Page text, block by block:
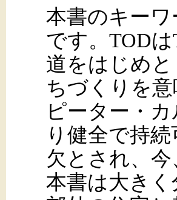
本書のキー
です。TODは
道をはじめ
ちづくりを
ピーター・
り健全で持
欠とされ、
本書は大き